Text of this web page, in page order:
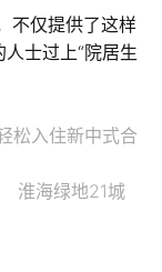
不仅提供了这样
士过上“院居生
松入住新中式合
淮海绿地21城